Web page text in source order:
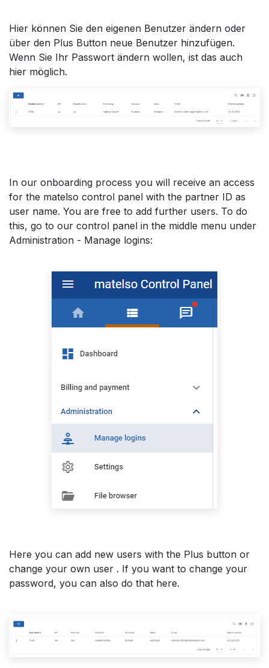
Hier können Sie den eigenen Benutzer ändern oder
über den Plus Button neue Benutzer hinzufügen.
Wenn Sie Ihr Passwort ändern wollen, ist das auch
hier möglich.
In our onboarding process you will receive an access
for the matelso control panel with the partner ID as
user name. You are free to add further users. To do
this, go to our control panel in the middle menu under
Administration - Manage logins:
Here you can add new users with the Plus button or
change your own user . If you want to change your
password, you can also do that here.